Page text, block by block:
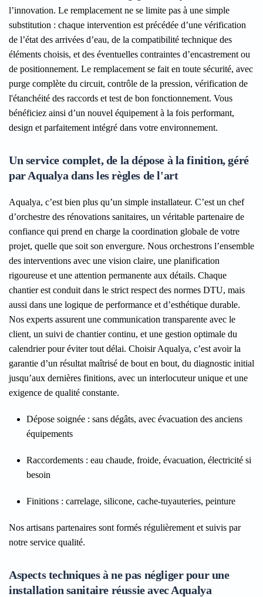
l’innovation. Le remplacement ne se limite pas à une simple
substitution : chaque intervention est précédée d’une vérification
de l’état des arrivées d’eau, de la compatibilité technique des
éléments choisis, et des éventuelles contraintes d’encastrement ou
de positionnement. Le remplacement se fait en toute sécurité, avec
purge complète du circuit, contrôle de la pression, vérification de
l'étanchéité des raccords et test de bon fonctionnement. Vous
bénéficiez ainsi d’un nouvel équipement à la fois performant,
design et parfaitement intégré dans votre environnement.
Un service complet, de la dépose à la finition, géré
par Aqualya dans les règles de l'art
Aqualya, c’est bien plus qu’un simple installateur. C’est un chef
d’orchestre des rénovations sanitaires, un véritable partenaire de
confiance qui prend en charge la coordination globale de votre
projet, quelle que soit son envergure. Nous orchestrons l’ensemble
des interventions avec une vision claire, une planification
rigoureuse et une attention permanente aux détails. Chaque
chantier est conduit dans le strict respect des normes DTU, mais
aussi dans une logique de performance et d’esthétique durable.
Nos experts assurent une communication transparente avec le
client, un suivi de chantier continu, et une gestion optimale du
calendrier pour éviter tout délai. Choisir Aqualya, c’est avoir la
garantie d’un résultat maîtrisé de bout en bout, du diagnostic initial
jusqu’aux dernières finitions, avec un interlocuteur unique et une
exigence de qualité constante.
Dépose soignée : sans dégâts, avec évacuation des anciens
équipements
Raccordements : eau chaude, froide, évacuation, électricité si
besoin
Finitions : carrelage, silicone, cache-tuyauteries, peinture
Nos artisans partenaires sont formés régulièrement et suivis par
notre service qualité.
Aspects techniques à ne pas négliger pour une
installation sanitaire réussie avec Aqualya